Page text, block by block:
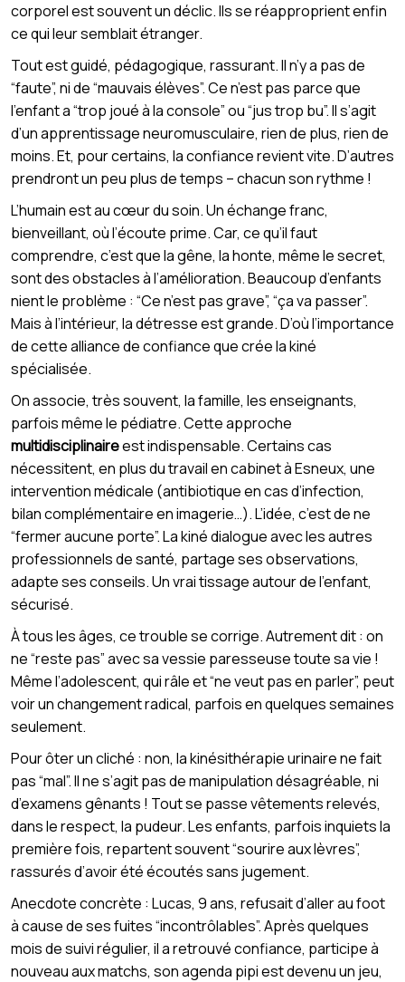
corporel est souvent un déclic. Ils se réapproprient enfin
ce qui leur semblait étranger.
Tout est guidé, pédagogique, rassurant. Il n’y a pas de
“faute”, ni de “mauvais élèves”. Ce n’est pas parce que
l’enfant a “trop joué à la console” ou “jus trop bu”. Il s’agit
d’un apprentissage neuromusculaire, rien de plus, rien de
moins. Et, pour certains, la confiance revient vite. D’autres
prendront un peu plus de temps – chacun son rythme !
L’humain est au cœur du soin. Un échange franc,
bienveillant, où l’écoute prime. Car, ce qu’il faut
comprendre, c’est que la gêne, la honte, même le secret,
sont des obstacles à l’amélioration. Beaucoup d’enfants
nient le problème : “Ce n’est pas grave”, “ça va passer”.
Mais à l’intérieur, la détresse est grande. D’où l’importance
de cette alliance de confiance que crée la kiné
spécialisée.
On associe, très souvent, la famille, les enseignants,
parfois même le pédiatre. Cette approche
multidisciplinaireest indispensable. Certains cas
nécessitent, en plus du travail en cabinet à Esneux, une
intervention médicale (antibiotique en cas d’infection,
bilan complémentaire en imagerie…). L’idée, c’est de ne
“fermer aucune porte”. La kiné dialogue avec les autres
professionnels de santé, partage ses observations,
adapte ses conseils. Un vrai tissage autour de l’enfant,
sécurisé.
À tous les âges, ce trouble se corrige. Autrement dit : on
ne “reste pas” avec sa vessie paresseuse toute sa vie !
Même l’adolescent, qui râle et “ne veut pas en parler”, peut
voir un changement radical, parfois en quelques semaines
seulement.
Pour ôter un cliché : non, la kinésithérapie urinaire ne fait
pas “mal”. Il ne s’agit pas de manipulation désagréable, ni
d’examens gênants ! Tout se passe vêtements relevés,
dans le respect, la pudeur. Les enfants, parfois inquiets la
première fois, repartent souvent “sourire aux lèvres”,
rassurés d’avoir été écoutés sans jugement.
Anecdote concrète : Lucas, 9 ans, refusait d’aller au foot
à cause de ses fuites “incontrôlables”. Après quelques
mois de suivi régulier, il a retrouvé confiance, participe à
nouveau aux matchs, son agenda pipi est devenu un jeu,